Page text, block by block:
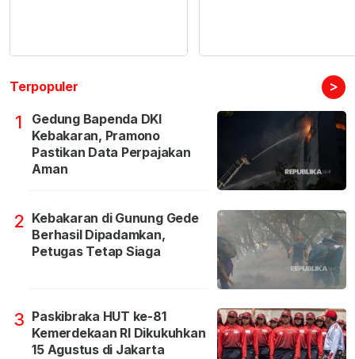
Terpopuler >
1
Gedung Bapenda DKI
Kebakaran, Pramono
Pastikan Data Perpajakan
Aman
2 Kebakaran di Gunung Gede
Berhasil Dipadamkan,
Petugas Tetap Siaga
3 Paskibraka HUT ke-81
Kemerdekaan RI Dikukuhkan
15 Agustus di Jakarta